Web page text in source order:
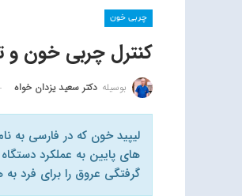
چربی خون
کنترل چربی خون و
بوسیله دکتر سعید یزدان خواه
لیپید خون که در فارسی به
های پایین به عملکرد
گرفتگی عروق را برای فرد به